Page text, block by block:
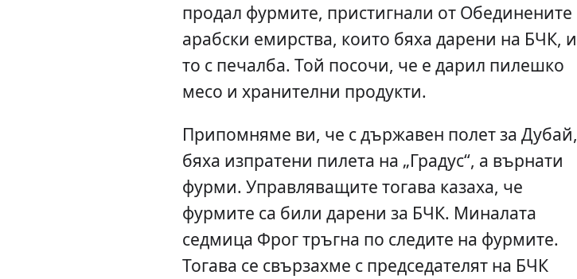
продал фурмите, пристигнали от Обединените
арабски емирства, които бяха дарени на БЧК, и
то с печалба. Той посочи, че е дарил пилешко
месо и хранителни продукти.
Припомняме ви, че с държавен полет за Дубай,
бяха изпратени пилета на „Градус“, а върнати
фурми. Управляващите тогава казаха, че
фурмите са били дарени за БЧК. Миналата
седмица Фрог тръгна по следите на фурмите.
Тогава се свързахме с председателят на БЧК